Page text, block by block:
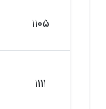
1105
1111